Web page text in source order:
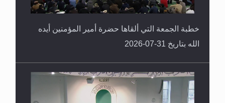
خطبة الجمعة التي ألقاها حضرة أمير المؤمنين أيده
الله بتاريخ 31-07-2026